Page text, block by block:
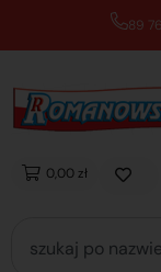
89 762
0,00 zł